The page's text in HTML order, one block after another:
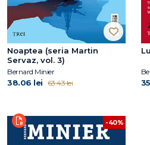
Noaptea (seria Martin
Servaz, vol. 3)
Bernard Minier
38.06 lei 63.43 lei
-40%